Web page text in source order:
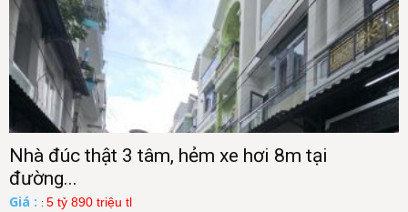
Nhà đúc thật 3 tâm, hẻm xe hơi 8m tại
đường...
Giá : : 5 tỷ 890 triệu tl